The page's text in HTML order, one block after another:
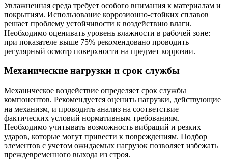
Увлажненная среда требует особого внимания к материалам и
покрытиям. Использование коррозионно-стойких сплавов
решает проблему устойчивости к воздействию влаги.
Необходимо оценивать уровень влажности в рабочей зоне:
при показателе выше 75% рекомендовано проводить
регулярный осмотр поверхности на предмет коррозии.
Механические нагрузки и срок службы
Механическое воздействие определяет срок службы
компонентов. Рекомендуется оценить нагрузки, действующие
на механизм, и проводить анализ на соответствие
фактических условий нормативным требованиям.
Необходимо учитывать возможность вибраций и резких
ударов, которые могут привести к повреждениям. Подбор
элементов с учетом ожидаемых нагрузок позволяет избежать
преждевременного выхода из строя.